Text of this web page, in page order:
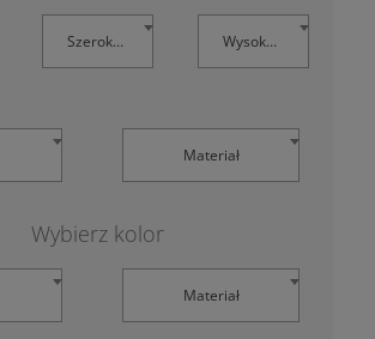
Szerokość Wysokość
Materiał
Wybierz kolor
Materiał